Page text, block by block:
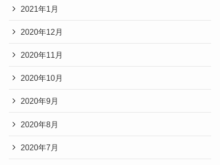
2021年1月
2020年12月
2020年11月
2020年10月
2020年9月
2020年8月
2020年7月